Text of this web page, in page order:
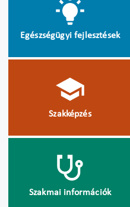
Egészségügyi fejlesztések
Szakképzés
Szakmai információk